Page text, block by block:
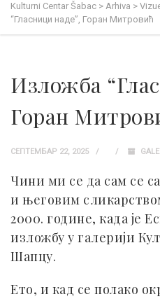
Kulturni Centar Šabac > Arhiva >
“Гласници наде”, Горан Митровић
Изложба
Горан
СЕПТЕМБАР 22, 2025
Чини ми се да сам се
и његовим
2000. године, када је
изложбу у галерији
Шапцу.
Ето, и кад се полако